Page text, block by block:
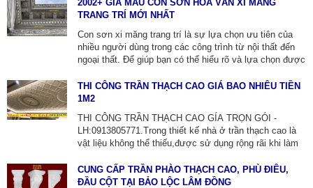
QUỐC THÀNH THỰC HIỆN-LH:0913805771.
2002+ GIÁ MẪU CON SƠN HOA VĂN XI MĂNG
TRANG TRÍ MỚI NHẤT
Con sơn xi măng trang trí là sự lựa chọn ưu tiên của
nhiều người dùng trong các công trình từ nội thất đến
ngoại thất. Để giúp bạn có thể hiểu rõ và lựa chọn được
tốt nhất. [7099+] GIÁ CON SƠN-PHÙ ĐIÊU BÊ TÔNG-
ZALO:0913805771
THI CÔNG TRẦN THẠCH CAO GIÁ BAO NHIÊU TIỀN
1M2
THI CÔNG TRẦN THẠCH CAO GÍA TRỌN GÓI -
LH:0913805771.Trong thiết kế nhà ở trần thạch cao là
vật liệu không thể thiếu,được sử dụng rộng rãi khi làm
nâng cao vẻ đẹp cho toàn bộ ngôi nhà trở nên ấn tượng
hơn.CHUYÊN SẢN XUẤT CỘT XI MĂNG ĐÚC SẴN,
CUNG CẤP TRẦN PHÀO THẠCH CAO, PHÙ ĐIÊU,
ĐẦU CỘT TẠI BẢO LỘC LÂM ĐỒNG